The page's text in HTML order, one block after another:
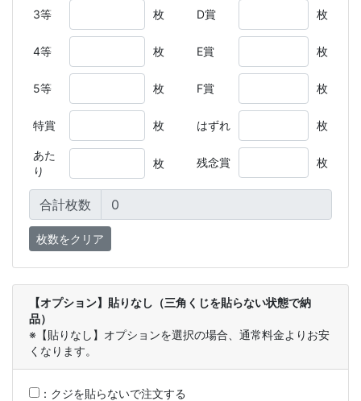
3等 枚
4等 枚
5等 枚
特賞 枚
あた
り
枚
D賞 枚
E賞 枚
F賞 枚
はずれ 枚
残念賞 枚
合計枚数
【オプション】貼りなし（三角くじを貼らない状態で納
品）
※【貼りなし】オプションを選択の場合、通常料金よりお安
くなります。
： クジを貼らないで注文する